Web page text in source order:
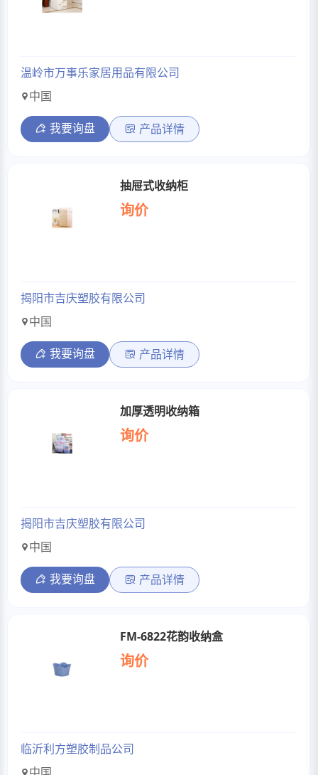
温岭市万事乐家居用品有限公司
中国
我要询盘 产品详情
抽屉式收纳柜
询价
揭阳市吉庆塑胶有限公司
中国
我要询盘 产品详情
加厚透明收纳箱
询价
揭阳市吉庆塑胶有限公司
中国
我要询盘 产品详情
FM-6822花韵收纳盒
询价
临沂利方塑胶制品公司